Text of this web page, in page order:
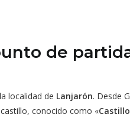
de
localidad de Lanjarón. Desde
conocido como «